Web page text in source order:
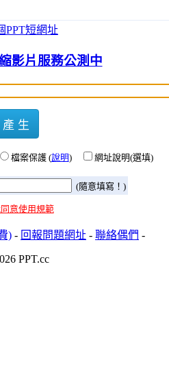
影片服務公測中
產 生
檔案保護 (說明) 網址說明(選填)
(隨意填寫！)
意使用規範
) - 回報問題網址 - 聯絡偶們 -
PPT.cc